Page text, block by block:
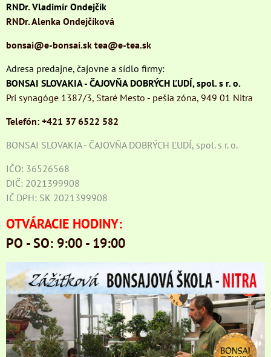
RNDr. Vladimír Ondejčík
RNDr. Alenka Ondejčíková
bonsai@e-bonsai.sk tea@e-tea.sk
Adresa predajne, čajovne a sídlo firmy:
BONSAI SLOVAKIA - ČAJOVŇA DOBRÝCH ĽUDÍ, spol. s r. o.
Pri synagóge 1387/3, Staré Mesto - pešia zóna, 949 01 Nitra
Telefón: +421 37 6522 582
BONSAI SLOVAKIA - ČAJOVŇA DOBRÝCH ĽUDÍ, spol. s r. o.
IČO: 36526568
DIČ: 2021399908
IČ DPH: SK 2021399908
OTVÁRACIE HODINY:
PO - SO: 9:00 - 19:00